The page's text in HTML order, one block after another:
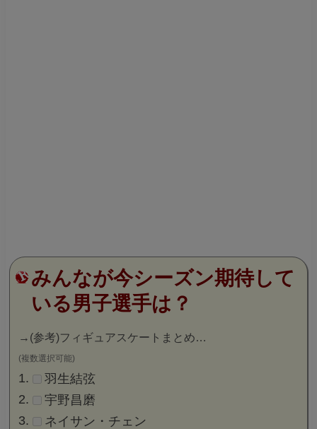
みんなが今シーズン期待して
いる男子選手は？
→ (参考)フィギュアスケートまとめ…
(複数選択可能)
羽生結弦
宇野昌磨
ネイサン・チェン